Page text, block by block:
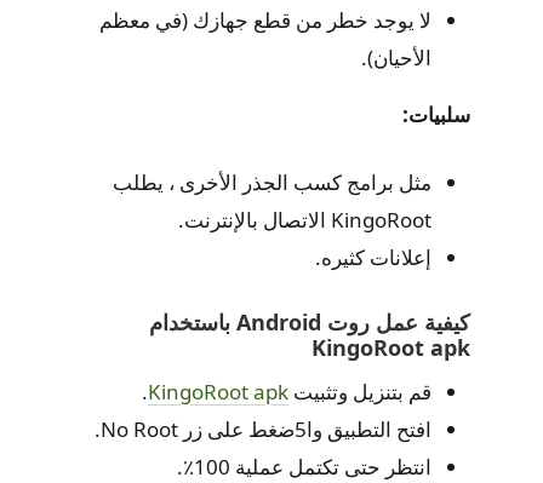
لا يوجد خطر من قطع جهازك (في معظم
الأحيان).
سلبيات:
مثل برامج كسب الجذر الأخرى ، يطلب
KingoRoot الاتصال بالإنترنت.
إعلانات كثيره.
كيفية عمل روت Android باستخدام
KingoRoot apk
قم بتنزيل وتثبيت KingoRoot apk
.
افتح التطبيق وا5ضغط على زر No Root.
انتظر حتى تكتمل عملية 100٪.